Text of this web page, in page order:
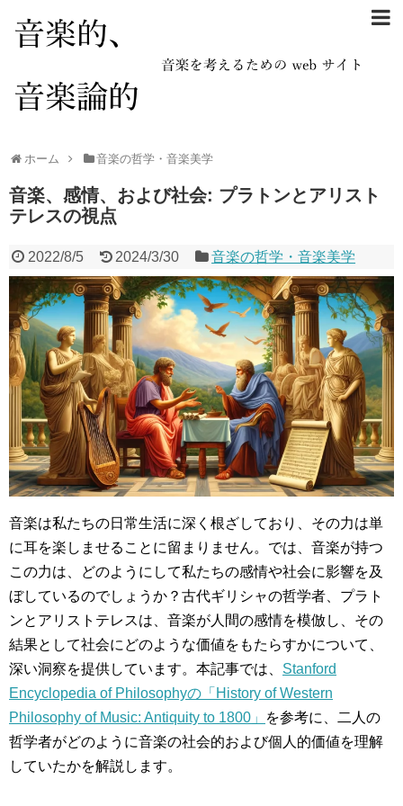
ホーム 音楽の哲学・音楽美学
音楽、感情、および社会: プラトンとアリスト
テレスの視点
2022/8/5 2024/3/30 音楽の哲学・音楽美学
音楽は私たちの日常生活に深く根ざしており、その力は単
に耳を楽しませることに留まりません。では、音楽が持つ
この力は、どのようにして私たちの感情や社会に影響を及
ぼしているのでしょうか？古代ギリシャの哲学者、プラト
ンとアリストテレスは、音楽が人間の感情を模倣し、その
結果として社会にどのような価値をもたらすかについて、
深い洞察を提供しています。本記事では、 Stanford
Encyclopedia of Philosophyの「History of Western
Philosophy of Music: Antiquity to 1800」
を参考に、二人の
哲学者がどのように音楽の社会的および個人的価値を理解
していたかを解説します。